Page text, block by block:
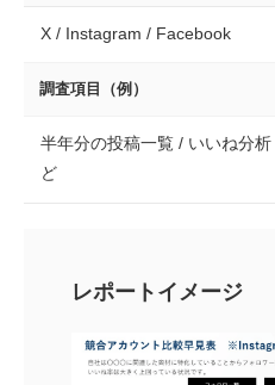
X / Instagram / Facebook
調査項目（例）
半年分の投稿一覧 / いいね分
ど
レポートイメージ